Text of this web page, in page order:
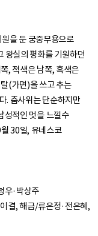
을 둔 궁중무용으로
왕실의 평화를 기원하던
, 적색은 남쪽, 흑색은
(가면)을 쓰고 추는
. 춤사위는 단순하지만
성적인 멋을 느낄수
30일, 유네스코
우·박상주
결, 해금/류은정·전은혜,